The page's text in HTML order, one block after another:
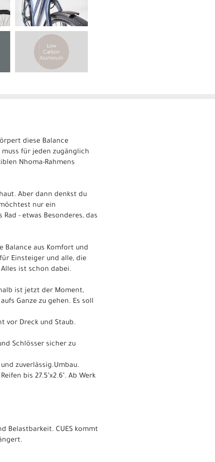
diese Balance
für jeden zugänglich
Nhoma-Rahmens
Aber dann denkst du
nur ein
- etwas Besonderes, das
Balance aus Komfort und
Einsteiger und alle, die
ist schon dabei.
ist jetzt der Moment,
Ganze zu gehen. Es soll
vor Dreck und Staub.
Schlösser sicher zu
zuverlässig.Umbau.
bis 27.5"x2.6". Ab Werk
Belastbarkeit. CUES kommt